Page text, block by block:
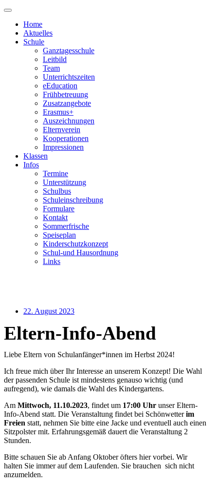
Home
Aktuelles
Schule
Ganztagesschule
Leitbild
Team
Unterrichtszeiten
eEducation
Frühbetreuung
Zusatzangebote
Erasmus+
Auszeichnungen
Elternverein
Kooperationen
Impressionen
Klassen
Infos
Termine
Unterstützung
Schulbus
Schuleinschreibung
Formulare
Kontakt
Sommerfrische
Speiseplan
Kinderschutzkonzept
Schul-und Hausordnung
Links
22. August 2023
Eltern-Info-Abend
Liebe Eltern von Schulanfänger*innen im Herbst 2024!
Ich freue mich über Ihr Interesse an unserem Konzept! Die Wahl
der passenden Schule ist mindestens genauso wichtig (und
aufregend), wie damals die Wahl des Kindergartens.
Am Mittwoch, 11.10.2023, findet um 17:00 Uhr unser Eltern-
Info-Abend statt. Die Veranstaltung findet bei Schönwetterim
Freien statt, nehmen Sie bitte eine Jacke und eventuell auch einen
Sitzpolster mit. Erfahrungsgemäß dauert die Veranstaltung 2
Stunden.
Bitte schauen Sie ab Anfang Oktober öfters hier vorbei. Wir
halten Sie immer auf dem Laufenden. Sie brauchen sich nicht
anzumelden.